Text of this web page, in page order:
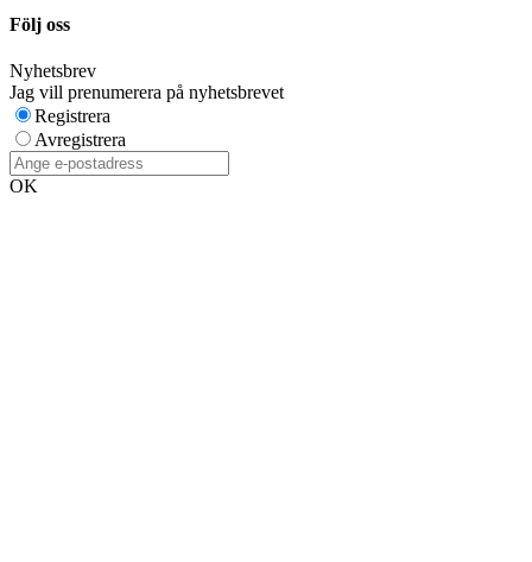
Följ oss
Nyhetsbrev
Jag vill prenumerera på nyhetsbrevet
Registrera
Avregistrera
OK